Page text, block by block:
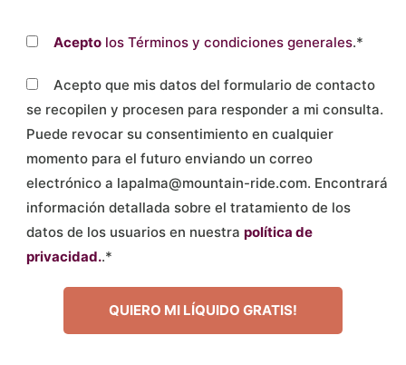
Acepto los Términos y condiciones generales.*
Acepto que mis datos del formulario de contacto
se recopilen y procesen para responder a mi consulta.
Puede revocar su consentimiento en cualquier
momento para el futuro enviando un correo
electrónico a lapalma@mountain-ride.com. Encontrará
información detallada sobre el tratamiento de los
datos de los usuarios en nuestrapolítica de
privacidad..*